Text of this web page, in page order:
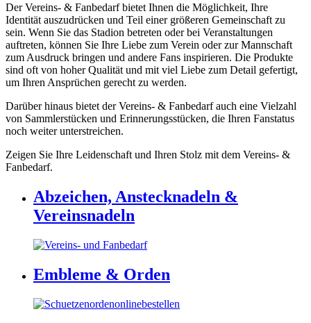
Der Vereins- & Fanbedarf bietet Ihnen die Möglichkeit, Ihre
Identität auszudrücken und Teil einer größeren Gemeinschaft zu
sein. Wenn Sie das Stadion betreten oder bei Veranstaltungen
auftreten, können Sie Ihre Liebe zum Verein oder zur Mannschaft
zum Ausdruck bringen und andere Fans inspirieren. Die Produkte
sind oft von hoher Qualität und mit viel Liebe zum Detail gefertigt,
um Ihren Ansprüchen gerecht zu werden.
Darüber hinaus bietet der Vereins- & Fanbedarf auch eine Vielzahl
von Sammlerstücken und Erinnerungsstücken, die Ihren Fanstatus
noch weiter unterstreichen.
Zeigen Sie Ihre Leidenschaft und Ihren Stolz mit dem Vereins- &
Fanbedarf.
Abzeichen, Anstecknadeln &
Vereinsnadeln
Embleme & Orden